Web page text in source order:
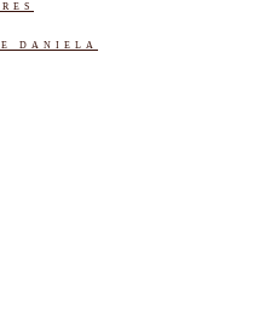
DANIELA